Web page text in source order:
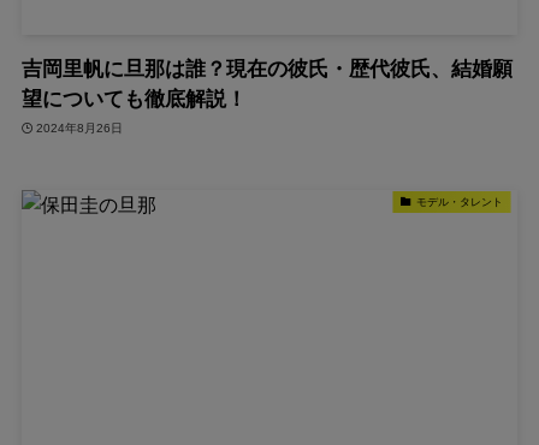
吉岡里帆に旦那は誰？現在の彼氏・歴代彼氏、結婚願
望についても徹底解説！
2024年8月26日
モデル・タレント